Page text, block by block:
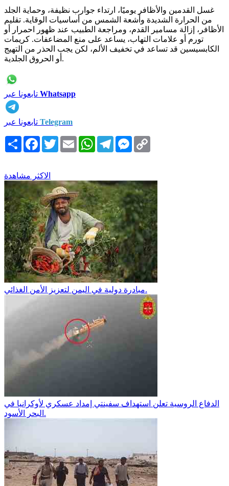
غسل القدمين والأظافر يوميًا، ارتداء جوارب نظيفة، وحماية الجلد
من الحرارة الشديدة وأشعة الشمس من أساسيات الوقاية. تقليم
الأظافر، إزالة مسامير القدم، ومراجعة الطبيب عند ظهور احمرار أو
تورم أو علامات التهاب، يساعد على منع المضاعفات. كريمات
الكابسيسين قد تساعد في تخفيف الألم، لكن يجب الحذر من التهيج
أو الحروق الجلدية.
Whatsapp
Telegram
انشر Facebook
TwitterEmail WhatsAppTelegramMessenger
الاكثر مشاهدة
مبادرة دولية في اليمن لتعزيز الأمن الغذائي.
الدفاع الروسية تعلن استهداف سفينتي إمداد عسكري لأوكرانيا في
البحر الأسود.